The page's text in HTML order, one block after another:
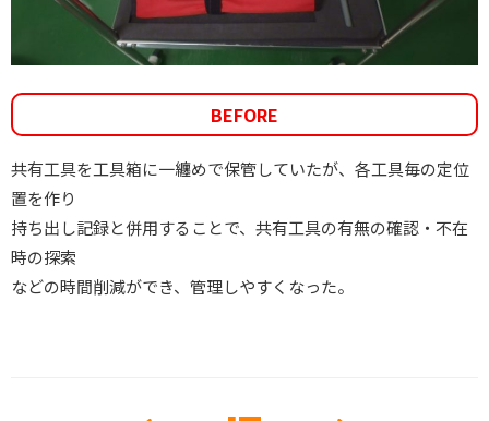
BEFORE
共有工具を工具箱に一纏めで保管していたが、各工具毎の定位
置を作り
持ち出し記録と併用することで、共有工具の有無の確認・不在
時の探索
などの時間削減ができ、管理しやすくなった。